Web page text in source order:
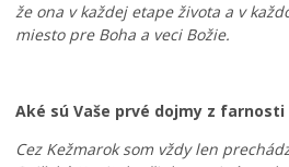
že ona v každej etape života a v
miesto pre Boha a veci Božie.
Aké sú Vaše prvé dojmy z farnosti
Cez Kežmarok som vždy len